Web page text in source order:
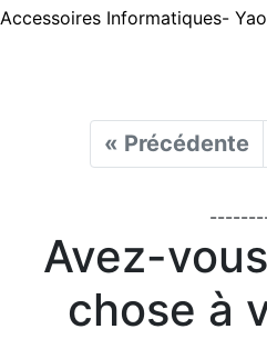
Accessoires Informatiques-
« Précédente
Avez-
chose à